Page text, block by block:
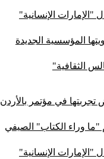
المؤسسية الجديدة
الثقافية"
في مؤتمر بالأردن
وراء الكتاب" الصيفي